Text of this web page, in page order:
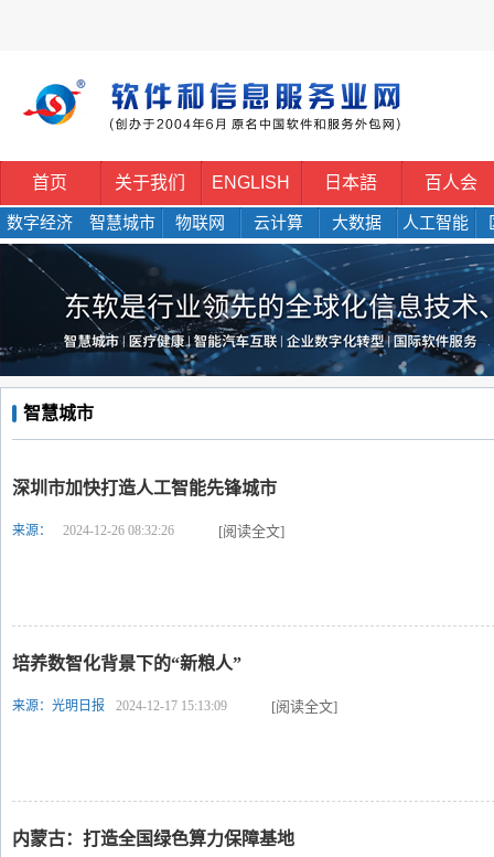
首页 关于我们 ENGLISH 日本語 百人会
数字经济 智慧城市 物联网 云计算 大数据 人工智能
智慧城市
深圳市加快打造人工智能先锋城市
来源： 2024-12-26 08:32:26 [阅读全文]
培养数智化背景下的“新粮人”
来源：光明日报 2024-12-17 15:13:09 [阅读全文]
内蒙古：打造全国绿色算力保障基地